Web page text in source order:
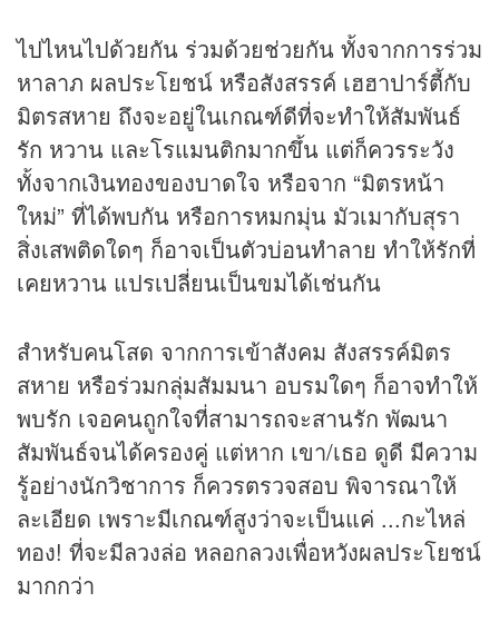
ไปไหนไปด้วยกัน ร่วมด้วยช่วยกัน ทั้งจากการร่วม
หาลาภ ผลประโยชน์ หรือสังสรรค์ เฮฮาปาร์ตี้กับ
มิตรสหาย ถึงจะอยู่ในเกณฑ์ดีที่จะทำให้สัมพันธ์
รัก หวาน และโรแมนติกมากขึ้น แต่ก็ควรระวัง
ทั้งจากเงินทองของบาดใจ หรือจาก “มิตรหน้า
ใหม่” ที่ได้พบกัน หรือการหมกมุ่น มัวเมากับสุรา
สิ่งเสพติดใดๆ ก็อาจเป็นตัวบ่อนทำลาย ทำให้รักที่
เคยหวาน แปรเปลี่ยนเป็นขมได้เช่นกัน
สำหรับคนโสด จากการเข้าสังคม สังสรรค์มิตร
สหาย หรือร่วมกลุ่มสัมมนา อบรมใดๆ ก็อาจทำให้
พบรัก เจอคนถูกใจที่สามารถจะสานรัก พัฒนา
สัมพันธ์จนได้ครองคู่ แต่หาก เขา/เธอ ดูดี มีความ
รู้อย่างนักวิชาการ ก็ควรตรวจสอบ พิจารณาให้
ละเอียด เพราะมีเกณฑ์สูงว่าจะเป็นแค่ ...กะไหล่
ทอง! ที่จะมีลวงล่อ หลอกลวงเพื่อหวังผลประโยชน์
มากกว่า